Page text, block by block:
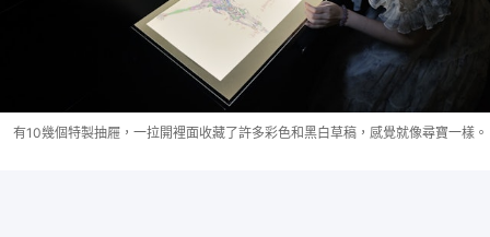
有10幾個特製抽屜，一拉開裡面收藏了許多彩色和黑白草稿，感覺就像尋寶一樣。